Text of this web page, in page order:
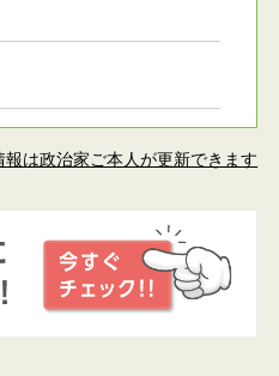
は政治家ご本人が更新できます